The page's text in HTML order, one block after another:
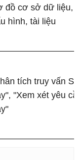
đồ cơ sở dữ liệu,
hình, tài liệu
tích truy vấn
"Xem xét yêu